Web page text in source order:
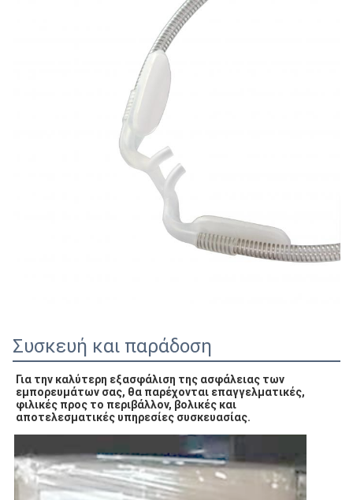
Συσκευή και παράδοση
Για την καλύτερη εξασφάλιση της ασφάλειας των
εμπορευμάτων σας, θα παρέχονται επαγγελματικές,
φιλικές προς το περιβάλλον, βολικές και
αποτελεσματικές υπηρεσίες συσκευασίας.